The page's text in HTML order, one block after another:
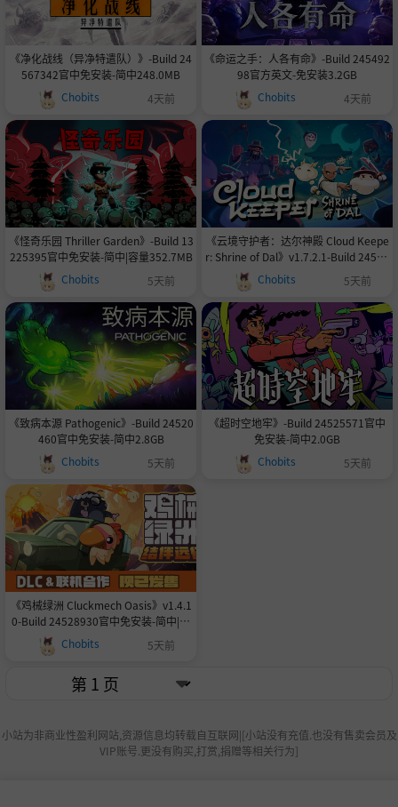
《净化战线（异净特遣队）》-Build 24
567342官中免安装-简中248.0MB
Chobits
4天前
《命运之手：人各有命》-Build 245492
98官方英文-免安装3.2GB
Chobits
4天前
《怪奇乐园 Thriller Garden》-Build 13
225395官中免安装-简中|容量352.7MB
Chobits
5天前
《云境守护者：达尔神殿 Cloud Keepe
r: Shrine of Dal》v1.7.2.1-Build 24518
683官中免安装-简中165.1MB
Chobits 5天前
《致病本源 Pathogenic》-Build 24520
460官中免安装-简中2.8GB
Chobits
5天前
《超时空地牢》-Build 24525571官中
免安装-简中2.0GB
Chobits
5天前
《鸡械绿洲 Cluckmech Oasis》v1.4.1
0-Build 24528930官中免安装-简中|容
量1.3GB
Chobits 5天前
小站为非商业性盈利网站,资源信息均转载自互联网|[小站没有充值.也没有售卖会员及
VIP账号.更没有购买,打赏,捐赠等相关行为]